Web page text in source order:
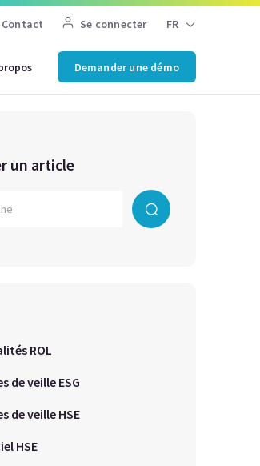
Contact Se connecter FR
Demander une démo
un article
ROL
de veille ESG
de veille HSE
HSE